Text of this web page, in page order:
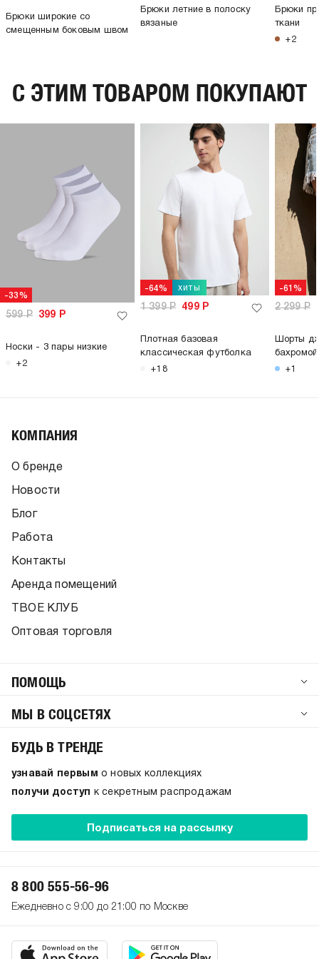
Брюки широкие со
смещенным боковым швом
Брюки летние в полоску
вязаные
Брюки
ткани
+2
C ЭТИМ ТОВАРОМ ПОКУПАЮТ
-33%
599Р 399 Р
Носки - 3 пары низкие
+2
-64% хиты
1 399Р 499Р
Плотная базовая
классическая футболка
+18
-61%
2 299Р
Шорты
бахромой
+1
КОМПАНИЯ
О бренде
Новости
Блог
Работа
Контакты
Аренда помещений
ТВОЕ КЛУБ
Оптовая торговля
ПОМОЩЬ
МЫ В СОЦСЕТЯХ
БУДЬ В ТРЕНДЕ
узнавай первым о новых коллекциях
получи доступ
к секретным распродажам
Подписаться на рассылку
8 800 555-56-96
Ежедневно с 9:00 до 21:00 по Москве